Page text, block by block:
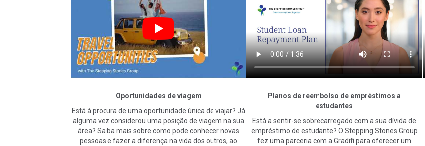
Oportunidades de viagem
Está à procura de uma oportunidade única de viajar? Já
alguma vez considerou uma posição de viagem na sua
área? Saiba mais sobre como pode conhecer novas
pessoas e fazer a diferença na vida dos outros, ao
Planos de reembolso de empréstimos a
estudantes
Está a sentir-se sobrecarregado com a sua dívida de
empréstimo de estudante? O Stepping Stones Group
fez uma parceria com a Gradifi para oferecer um